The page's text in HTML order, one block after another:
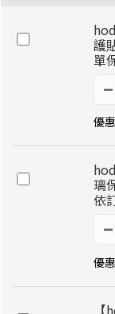
護
單
優
璃
依
優